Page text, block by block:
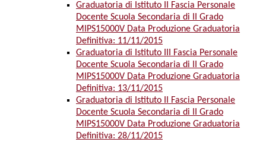
Graduatoria di Istituto II Fascia Personale
Docente Scuola Secondaria di II Grado
MIPS15000V Data Produzione Graduatoria
Definitiva: 11/11/2015
Graduatoria di Istituto III Fascia Personale
Docente Scuola Secondaria di II Grado
MIPS15000V Data Produzione Graduatoria
Definitiva: 13/11/2015
Graduatoria di Istituto II Fascia Personale
Docente Scuola Secondaria di II Grado
MIPS15000V Data Produzione Graduatoria
Definitiva: 28/11/2015